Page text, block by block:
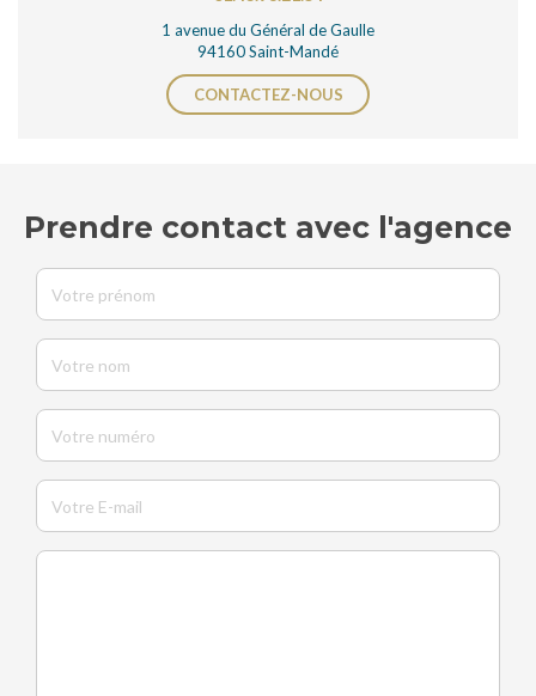
1 avenue du Général de Gaulle
94160 Saint-Mandé
CONTACTEZ-NOUS
Prendre contact avec l'agence